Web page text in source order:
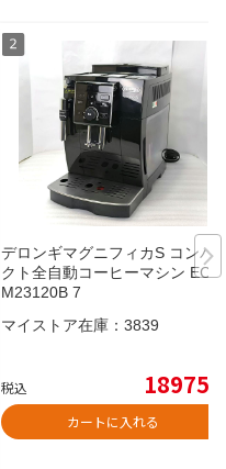
デロンギマグニフィカS コンパ
クト全自動コーヒーマシン ECA
M23120B 7
マイストア在庫： 3839
税込 18975
カートに入れる